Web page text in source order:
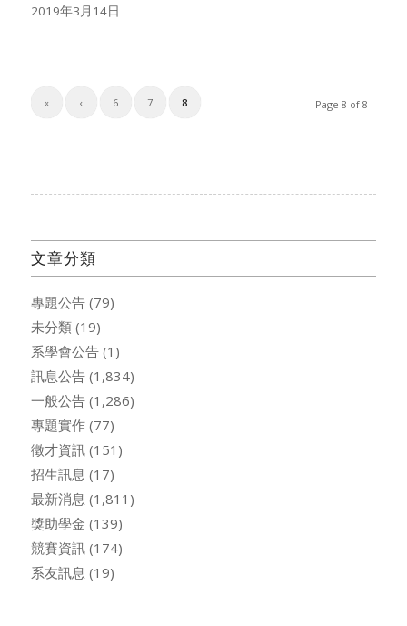
2019年3月14日
Page 8 of 8
« ‹ 6 7 8
文章分類
專題公告(79)
未分類(19)
系學會公告(1)
訊息公告(1,834)
一般公告(1,286)
專題實作(77)
徵才資訊(151)
招生訊息 (17)
最新消息 (1,811)
獎助學金 (139)
競賽資訊(174)
系友訊息 (19)